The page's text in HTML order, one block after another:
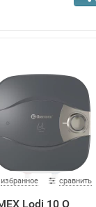
избранное сравнить
Lodi 10 O